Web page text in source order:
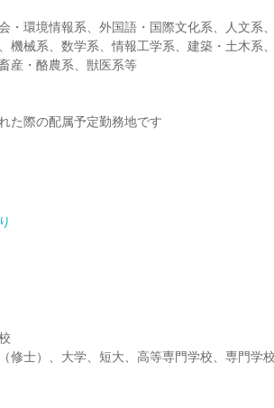
・環境情報系、外国語・国際文化系、人文系
機械系、数学系、情報工学系、建築・土木系
産・酪農系、獣医系等
た際の配属予定勤務地です
修士）、大学、短大、高等専門学校、専門学